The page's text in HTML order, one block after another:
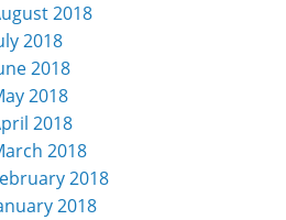
2018
2018
2018
2018
2018
2018
2018
2018